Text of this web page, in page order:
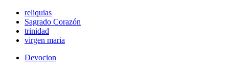
reliquias
Sagrado Corazón
trinidad
virgen maria
Devocion